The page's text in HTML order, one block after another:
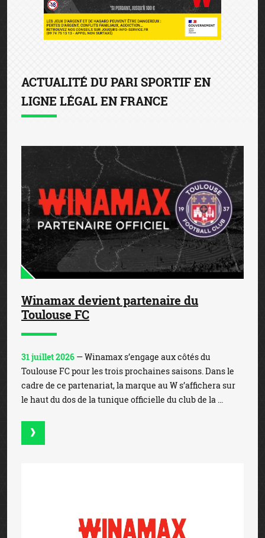
ACTUALITÉ DU PARI SPORTIF EN
LIGNE LÉGAL EN FRANCE
Winamax devient partenaire du
Toulouse FC
31 juillet 2026 — Winamax s’engage aux côtés du
Toulouse FC pour les trois prochaines saisons. Dans le
cadre de ce partenariat, la marque au W s’affichera sur
le haut du dos de la tunique officielle du club de la ...